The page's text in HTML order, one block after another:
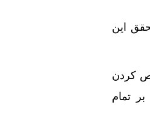
این
کردن
تمام‌